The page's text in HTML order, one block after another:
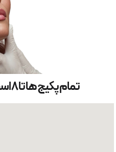
تمام پکیج ها تا 8 اسفند معتبر می باشد